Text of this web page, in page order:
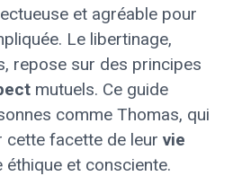
et agréable pour
Le libertinage,
repose sur des principes
mutuels. Ce guide
comme Thomas, qui
cette facette de leur vie
éthique et consciente.